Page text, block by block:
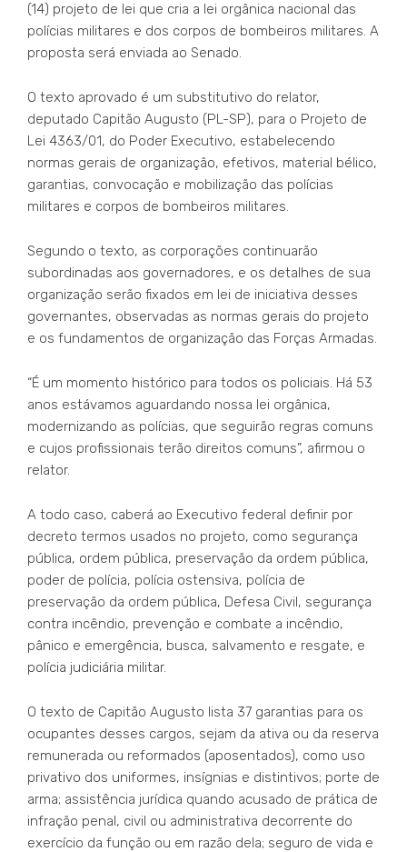
(14) projeto de lei que cria a lei orgânica nacional das
polícias militares e dos corpos de bombeiros militares. A
proposta será enviada ao Senado.
O texto aprovado é um substitutivo do relator,
deputado Capitão Augusto (PL-SP), para o Projeto de
Lei 4363/01, do Poder Executivo, estabelecendo
normas gerais de organização, efetivos, material bélico,
garantias, convocação e mobilização das polícias
militares e corpos de bombeiros militares.
Segundo o texto, as corporações continuarão
subordinadas aos governadores, e os detalhes de sua
organização serão fixados em lei de iniciativa desses
governantes, observadas as normas gerais do projeto
e os fundamentos de organização das Forças Armadas.
“É um momento histórico para todos os policiais. Há 53
anos estávamos aguardando nossa lei orgânica,
modernizando as polícias, que seguirão regras comuns
e cujos profissionais terão direitos comuns”, afirmou o
relator.
A todo caso, caberá ao Executivo federal definir por
decreto termos usados no projeto, como segurança
pública, ordem pública, preservação da ordem pública,
poder de polícia, polícia ostensiva, polícia de
preservação da ordem pública, Defesa Civil, segurança
contra incêndio, prevenção e combate a incêndio,
pânico e emergência, busca, salvamento e resgate, e
polícia judiciária militar.
O texto de Capitão Augusto lista 37 garantias para os
ocupantes desses cargos, sejam da ativa ou da reserva
remunerada ou reformados (aposentados), como uso
privativo dos uniformes, insígnias e distintivos; porte de
arma; assistência jurídica quando acusado de prática de
infração penal, civil ou administrativa decorrente do
exercício da função ou em razão dela; seguro de vida e